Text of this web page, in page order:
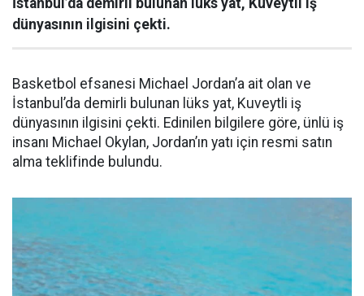
İstanbul’da demirli bulunan lüks yat, Kuveytli iş
dünyasının ilgisini çekti.
Basketbol efsanesi Michael Jordan’a ait olan ve
İstanbul’da demirli bulunan lüks yat, Kuveytli iş
dünyasının ilgisini çekti. Edinilen bilgilere göre, ünlü iş
insanı Michael Okylan, Jordan’ın yatı için resmi satın
alma teklifinde bulundu.